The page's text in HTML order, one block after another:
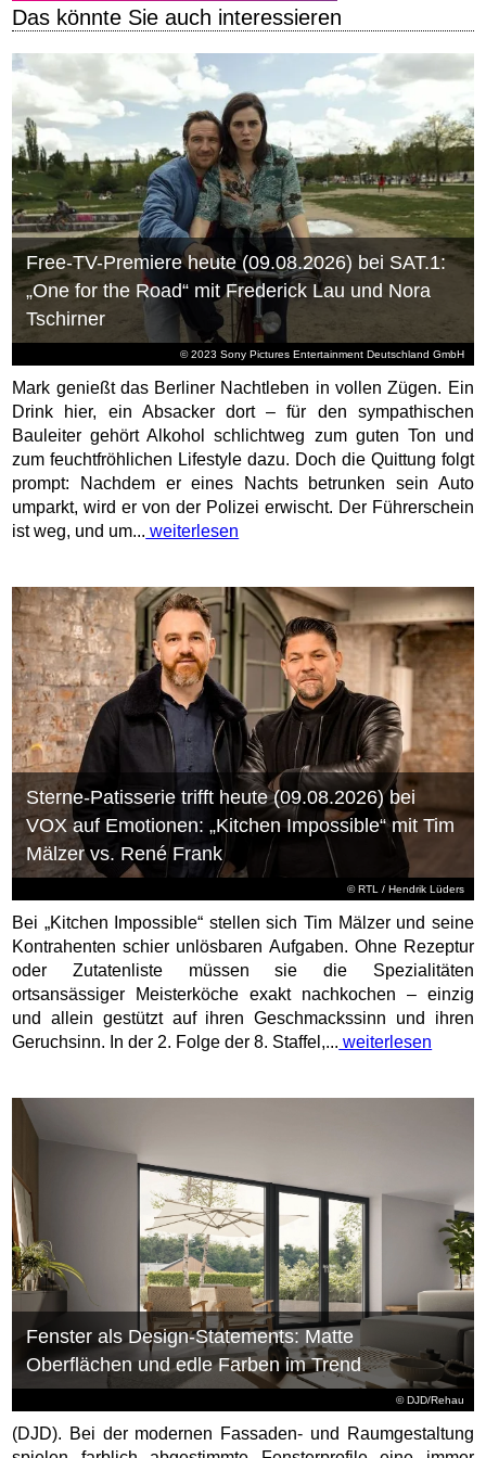
Das könnte Sie auch interessieren
© 2023 Sony Pictures Entertainment Deutschland GmbH
Free-TV-Premiere heute (09.08.2026) bei SAT.1:
„One for the Road“ mit Frederick Lau und Nora
Tschirner
Mark genießt das Berliner Nachtleben in vollen Zügen. Ein
Drink hier, ein Absacker dort – für den sympathischen
Bauleiter gehört Alkohol schlichtweg zum guten Ton und
zum feuchtfröhlichen Lifestyle dazu. Doch die Quittung folgt
prompt: Nachdem er eines Nachts betrunken sein Auto
umparkt, wird er von der Polizei erwischt. Der Führerschein
ist weg, und um... weiterlesen
©RTL / Hendrik Lüders
Sterne-Patisserie trifft heute (09.08.2026) bei
VOX auf Emotionen: „Kitchen Impossible“ mit Tim
Mälzer vs. René Frank
Bei „Kitchen Impossible“ stellen sich Tim Mälzer und seine
Kontrahenten schier unlösbaren Aufgaben. Ohne Rezeptur
oder Zutatenliste müssen sie die Spezialitäten
ortsansässiger Meisterköche exakt nachkochen – einzig
und allein gestützt auf ihren Geschmackssinn und ihren
Geruchsinn. In der 2. Folge der 8. Staffel,... weiterlesen
© DJD/Rehau
Fenster als Design-Statements: Matte
Oberflächen und edle Farben im Trend
(DJD). Bei der modernen Fassaden- und Raumgestaltung